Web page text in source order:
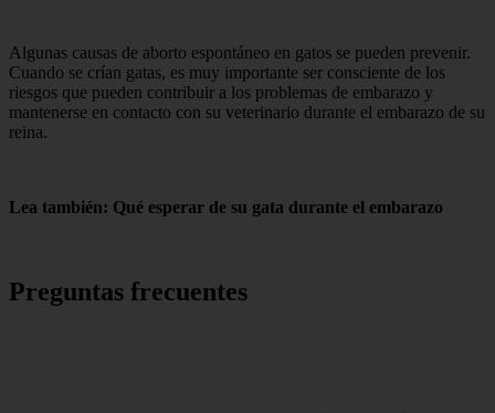
Algunas causas de aborto espontáneo en gatos se pueden prevenir.
Cuando se crían gatas, es muy importante ser consciente de los
riesgos que pueden contribuir a los problemas de embarazo y
mantenerse en contacto con su veterinario durante el embarazo de su
reina.
Lea también: Qué esperar de su gata durante el embarazo
Preguntas frecuentes